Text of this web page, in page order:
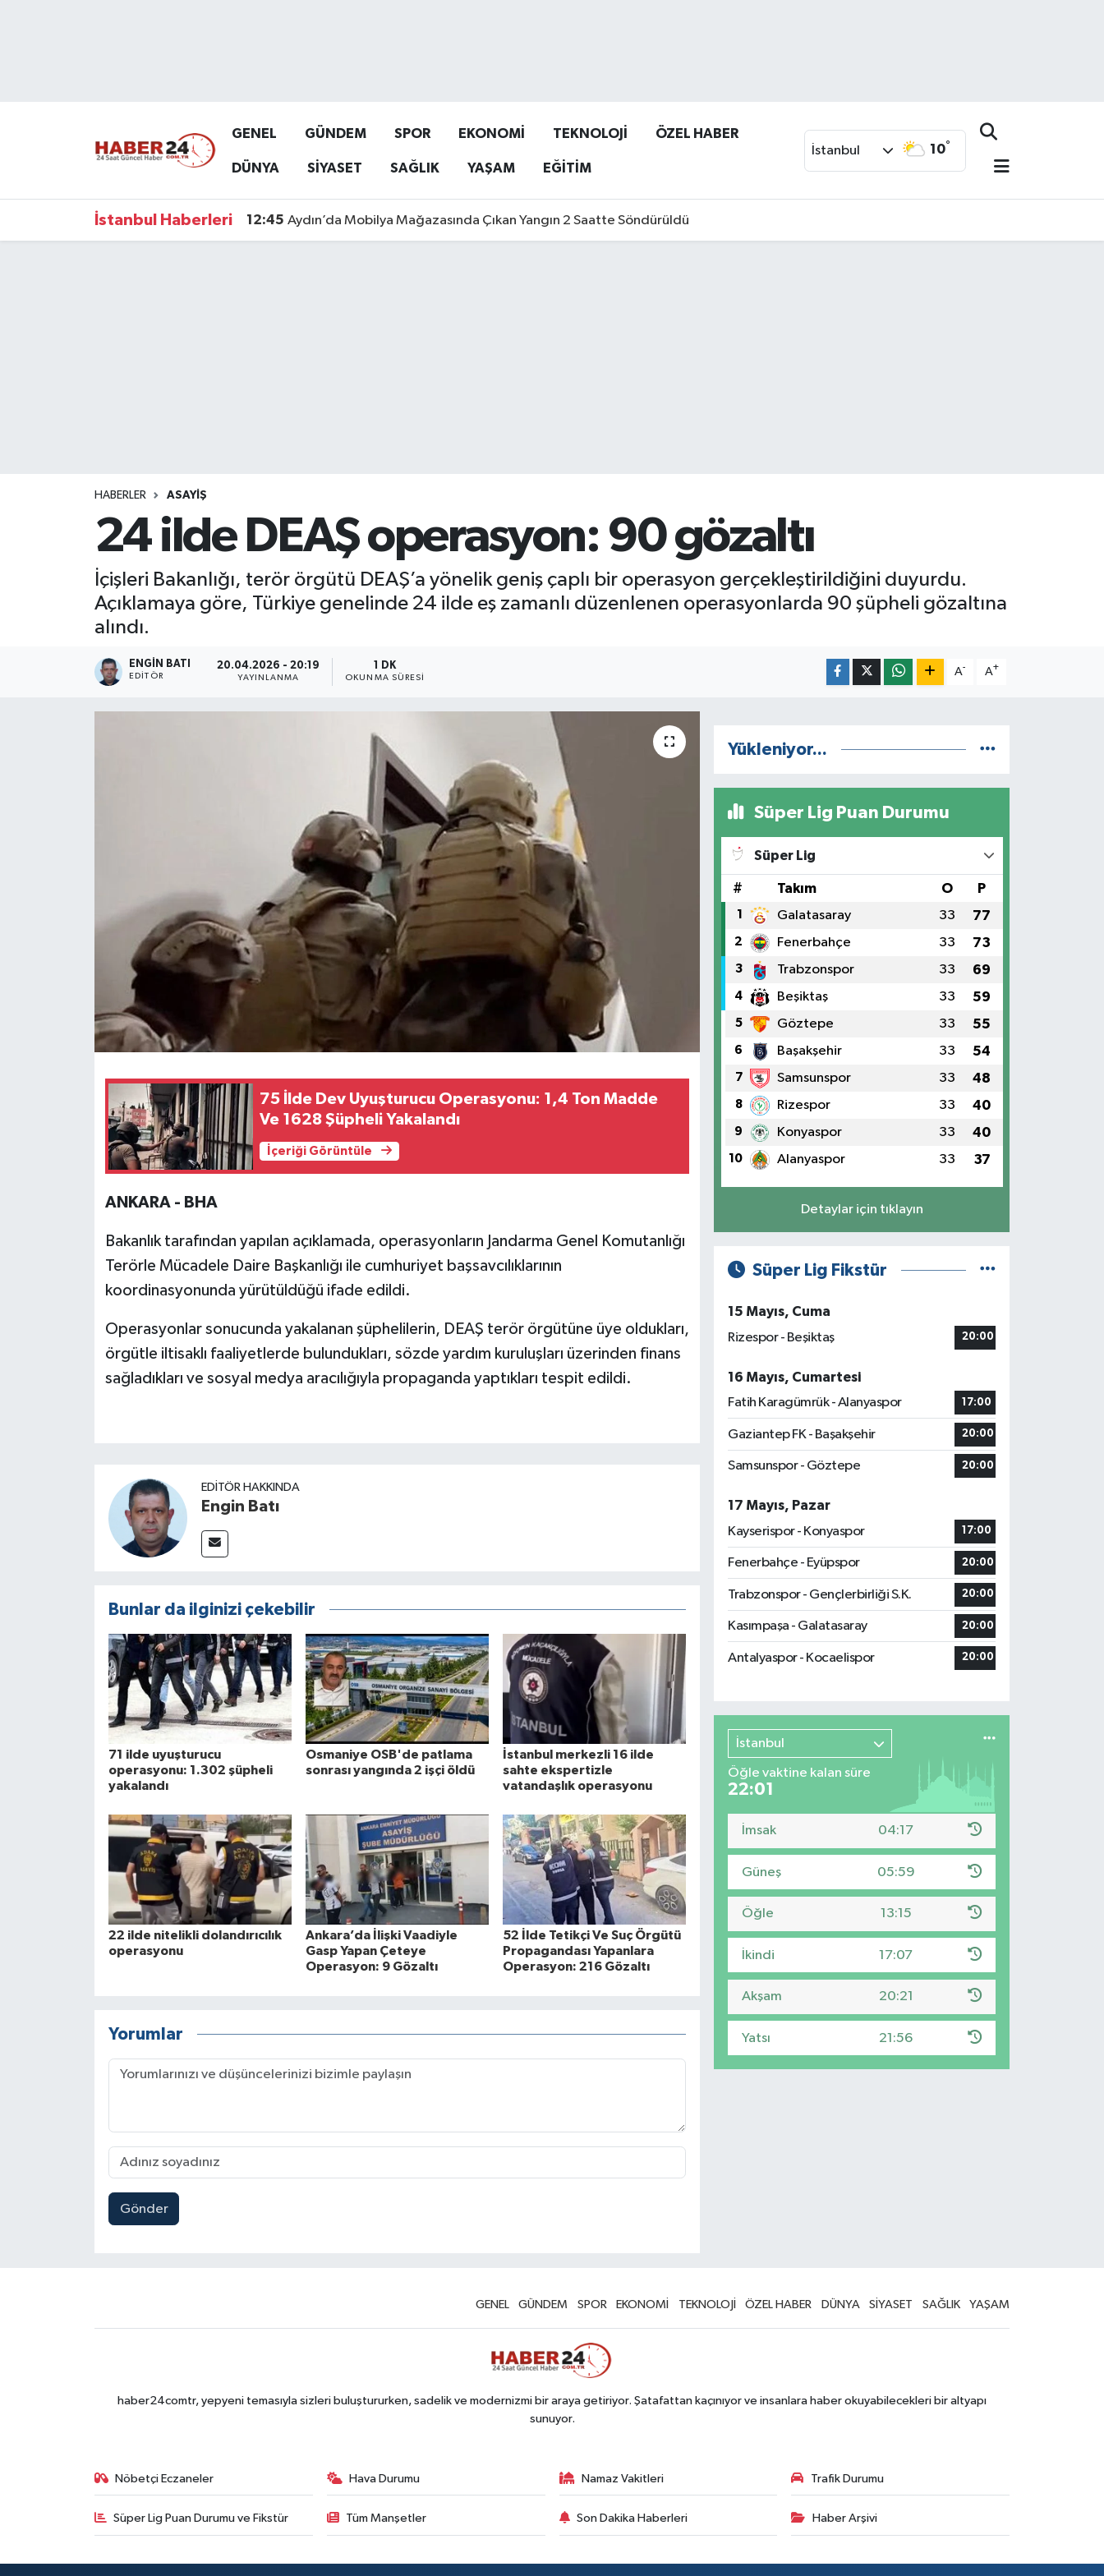
GENEL GÜNDEM SPOR EKONOMİ TEKNOLOJİ ÖZEL HABER
DÜNYA SİYASET SAĞLIK YAŞAM EĞİTİM
İstanbul 10°
İstanbul Haberleri 12:45 Aydın’da Mobilya Mağazasında Çıkan Yangın 2 Saatte Söndürüldü
HABERLER ASAYİŞ
24 ilde DEAŞ operasyon: 90 gözaltı
İçişleri Bakanlığı, terör örgütü DEAŞ’a yönelik geniş çaplı bir operasyon gerçekleştirildiğini duyurdu.
Açıklamaya göre, Türkiye genelinde 24 ilde eş zamanlı düzenlenen operasyonlarda 90 şüpheli gözaltına
alındı.
ENGIN BATI
EDITÖR
20.04.2026 - 20:19
YAYINLANMA
1 DK
OKUNMA SÜRESI
A- A+
75 İlde Dev Uyuşturucu Operasyonu: 1,4 Ton Madde
Ve 1628 Şüpheli Yakalandı
İçeriği Görüntüle
ANKARA - BHA
Bakanlık tarafından yapılan açıklamada, operasyonların Jandarma Genel Komutanlığı
Terörle Mücadele Daire Başkanlığı ile cumhuriyet başsavcılıklarının
koordinasyonunda yürütüldüğü ifade edildi.
Operasyonlar sonucunda yakalanan şüphelilerin, DEAŞ terör örgütüne üye oldukları,
örgütle iltisaklı faaliyetlerde bulundukları, sözde yardım kuruluşları üzerinden finans
sağladıkları ve sosyal medya aracılığıyla propaganda yaptıkları tespit edildi.
EDITÖR HAKKINDA
Engin Batı
Bunlar da ilginizi çekebilir
71 ilde uyuşturucu
operasyonu: 1.302 şüpheli
yakalandı
Osmaniye OSB'de patlama
sonrası yangında 2 işçi öldü
İstanbul merkezli 16 ilde
sahte ekspertizle
vatandaşlık operasyonu
22 ilde nitelikli dolandırıcılık
operasyonu
Ankara’da İlişki Vaadiyle
Gasp Yapan Çeteye
Operasyon: 9 Gözaltı
52 İlde Tetikçi Ve Suç Örgütü
Propagandası Yapanlara
Operasyon: 216 Gözaltı
Yorumlar
Gönder
Yükleniyor...
Süper Lig Puan Durumu
Süper Lig
# Takım O P
1 Galatasaray 33 77
2 Fenerbahçe 33 73
3 Trabzonspor 33 69
4 Beşiktaş 33 59
5 Göztepe 33 55
6 Başakşehir 33 54
7 Samsunspor 33 48
8 Rizespor 33 40
9 Konyaspor 33 40
10 Alanyaspor 33 37
Detaylar için tıklayın
Süper Lig Fikstür
15 Mayıs, Cuma
Rizespor - Beşiktaş
20:00
16 Mayıs, Cumartesi
Fatih Karagümrük - Alanyaspor
17:00
Gaziantep FK - Başakşehir 20:00
Samsunspor - Göztepe 20:00
17 Mayıs, Pazar
Kayserispor - Konyaspor
17:00
Fenerbahçe - Eyüpspor 20:00
Trabzonspor - Gençlerbirliği S.K. 20:00
Kasımpaşa - Galatasaray 20:00
Antalyaspor - Kocaelispor 20:00
İstanbul
Öğle vaktine kalan süre
22:00
İmsak 04:17
Güneş 05:59
Öğle 13:15
İkindi 17:07
Akşam 20:21
Yatsı 21:56
GENEL GÜNDEM SPOR EKONOMİ TEKNOLOJİ ÖZEL HABER DÜNYA SİYASET SAĞLIK YAŞAM
haber24comtr, yepyeni temasıyla sizleri buluştururken, sadelik ve modernizmi bir araya getiriyor. Şatafattan kaçınıyor ve insanlara haber okuyabilecekleri bir altyapı
sunuyor.
Nöbetçi Eczaneler Hava Durumu Namaz Vakitleri Trafik Durumu
Süper Lig Puan Durumu ve Fikstür Tüm Manşetler Son Dakika Haberleri Haber Arşivi
Namaz Vakitleri
Süper Lig Puan Durumu ve Fikstür